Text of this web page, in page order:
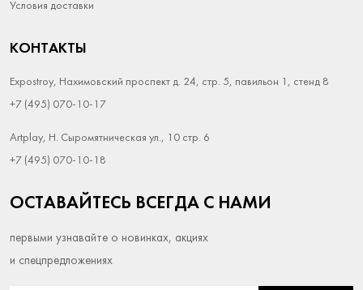
Условия доставки
КОНТАКТЫ
Expostroy, Нахимовский проспект д. 24, стр. 5, павильон 1, стенд 8
+7 (495) 070-10-17
Artplay, Н. Сыромятническая ул., 10 стр. 6
+7 (495) 070-10-18
ОСТАВАЙТЕСЬ ВСЕГДА С НАМИ
первыми узнавайте о новинках, акциях
и спецпредложениях